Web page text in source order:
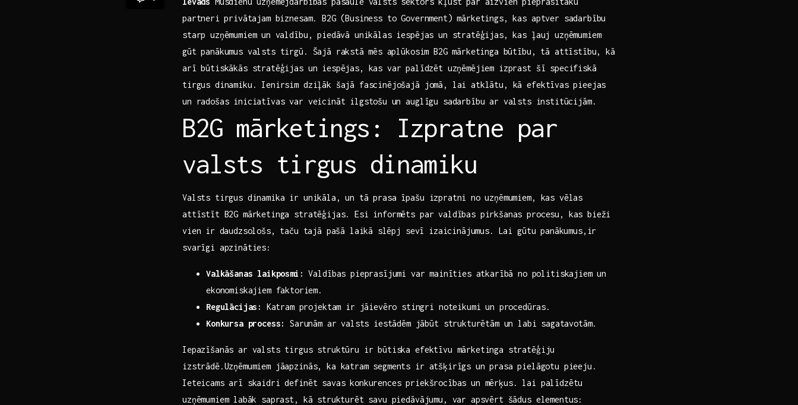
partneri ⁣privātajam biznesam. B2G‌ (Business to Government) mārketings, kas aptver sadarbību
starp uzņēmumiem⁢ un valdību, piedāvā unikālas ‍iespējas un stratēģijas, kas ļauj uzņēmumiem ​
gūt panākumus valsts tirgū.​ Šajā rakstā⁢ mēs ⁣aplūkosim B2G mārketinga ​būtību, tā ‍attīstību, ⁣kā
arī ‍būtiskākās stratēģijas ​un ‍iespējas, kas var ⁤palīdzēt uzņēmējiem izprast šī specifiskā
tirgus dinamiku. Ienirsim dziļāk šajā fascinējošajā‍ jomā,‍ lai atklātu, kā‍ efektīvas ⁤pieejas
un​ radošas iniciatīvas var veicināt ilgstošu ⁤un auglīgu sadarbību ar valsts ⁢institūcijām.
B2G mārketings: Izpratne par
valsts tirgus‌ dinamiku
Valsts tirgus dinamika ir unikāla, ​un tā prasa ‌īpašu izpratni⁤ no uzņēmumiem, kas vēlas
attīstīt B2G mārketinga stratēģijas. Esi informēts par valdības pirkšanas procesu, kas bieži
vien ir ⁢daudzsološs, taču ⁢tajā​ pašā laikā⁤ slēpj sevī izaicinājumus. Lai gūtu‌ panākumus,ir
svarīgi apzināties:
Valkāšanas laikposmi: Valdības pieprasījumi var ⁣mainīties atkarībā no politiskajiem un
ekonomiskajiem​ faktoriem.
Regulācijas:
⁣Katram projektam ir jāievēro stingri noteikumi un procedūras.
Konkursa ‌process:
Sarunām ar ⁤valsts iestādēm jābūt strukturētām ​un labi ⁤sagatavotām.
Iepazīšanās ar valsts tirgus struktūru ir‍ būtiska efektīvu mārketinga stratēģiju
izstrādē.Uzņēmumiem jāapzinās, ka katram segments ir‍ atšķirīgs un prasa⁢ pielāgotu pieeju.
‌Ieteicams arī skaidri definēt savas konkurences‍ priekšrocības un‍ mērķus. lai palīdzētu
uzņēmumiem⁤ labāk saprast, kā strukturēt savu piedāvājumu,​ var apsvērt šādus elementus: